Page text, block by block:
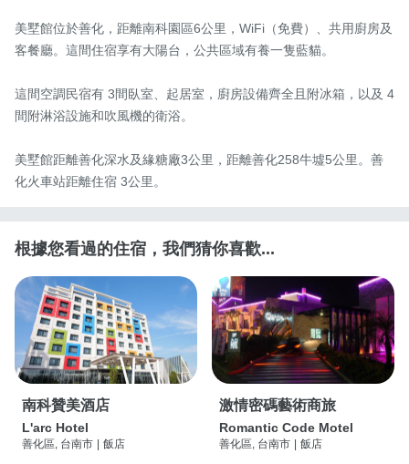
美墅館位於善化，距離南科園區6公里，WiFi（免費）、共用廚房及
客餐廳。這間住宿享有大陽台，公共區域有養一隻藍貓。
這間空調民宿有 3間臥室、起居室，廚房設備齊全且附冰箱，以及 4
間附淋浴設施和吹風機的衛浴。
美墅館距離善化深水及緣糖廠3公里，距離善化258牛墟5公里。善
化火車站距離住宿 3公里。
根據您看過的住宿，我們猜你喜歡...
南科贊美酒店
L'arc Hotel
善化區, 台南市 飯店
激情密碼藝術商旅
Romantic Code Motel
善化區, 台南市 飯店